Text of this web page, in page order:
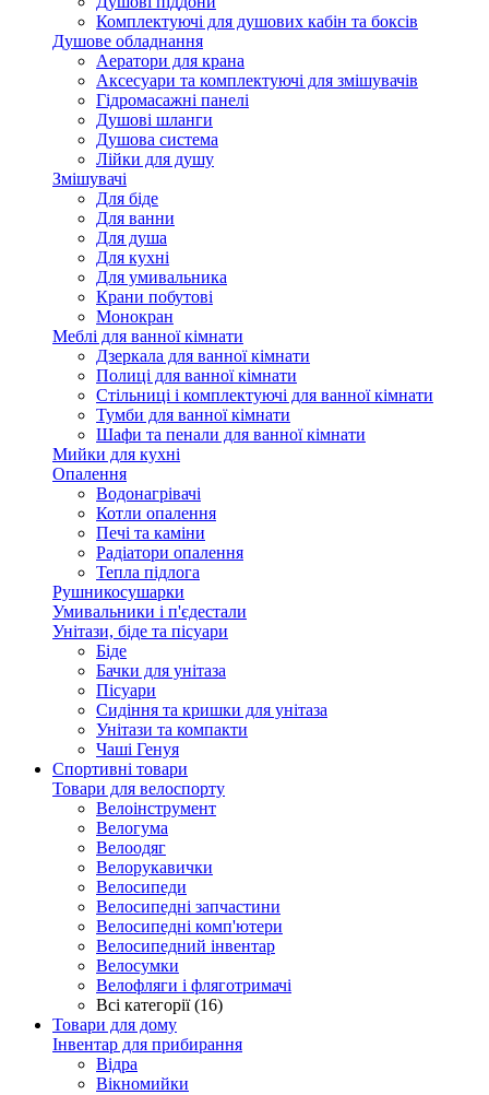
Комплектуючі для душових кабін та боксів
Душове обладнання
Аератори для крана
Аксесуари та комплектуючі для змішувачів
Гідромасажні панелі
Душові шланги
Душова система
Лійки для душу
Змішувачі
Для біде
Для ванни
Для душа
Для кухні
Для умивальника
Крани побутові
Монокран
Меблі для ванної кімнати
Дзеркала для ванної кімнати
Полиці для ванної кімнати
Стільниці і комплектуючі для ванної кімнати
Тумби для ванної кімнати
Шафи та пенали для ванної кімнати
Мийки для кухні
Опалення
Водонагрівачі
Котли опалення
Печі та каміни
Радіатори опалення
Тепла підлога
Рушникосушарки
Умивальники і п'єдестали
Унітази, біде та пісуари
Біде
Бачки для унітаза
Пісуари
Сидіння та кришки для унітаза
Унітази та компакти
Чаші Генуя
Спортивні товари
Товари для велоспорту
Велоінструмент
Велогума
Велоодяг
Велорукавички
Велосипеди
Велосипедні запчастини
Велосипедні комп'ютери
Велосипедний інвентар
Велосумки
Велофляги і фляготримачі
Всі категорії (16)
Товари для дому
Інвентар для прибирання
Відра
Вікномийки